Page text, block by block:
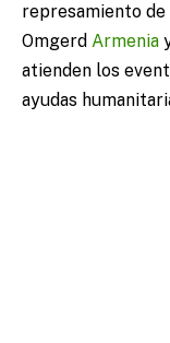
represamiento de
Omgerd Armenia
atienden los
ayudas